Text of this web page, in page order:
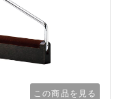
この商品を見る